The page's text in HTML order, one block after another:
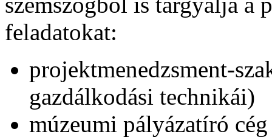
feladatokat:
projektmenedzsment-
gazdálkodási technikái)
múzeumi pályázatíró